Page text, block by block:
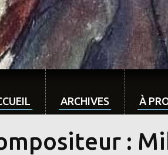
ARCHIVES À
: